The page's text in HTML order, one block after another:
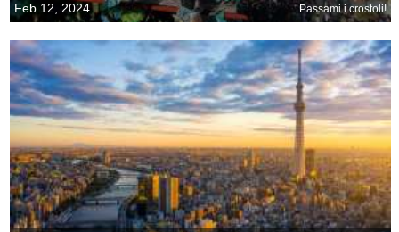
Feb 12, 2024 Passami i crostoli!